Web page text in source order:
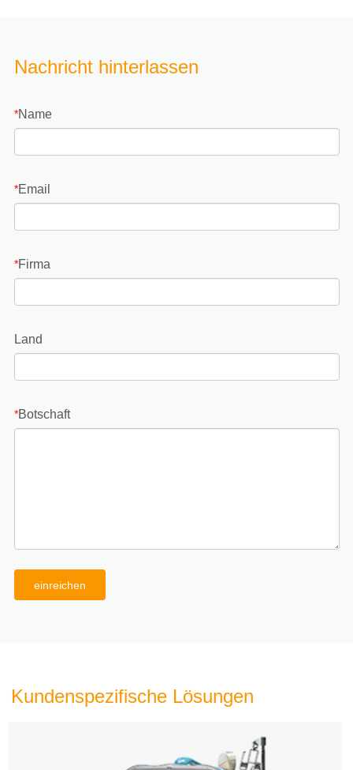
Nachricht hinterlassen
*Name
*Email
*Firma
Land
*Botschaft
einreichen
Kundenspezifische Lösungen